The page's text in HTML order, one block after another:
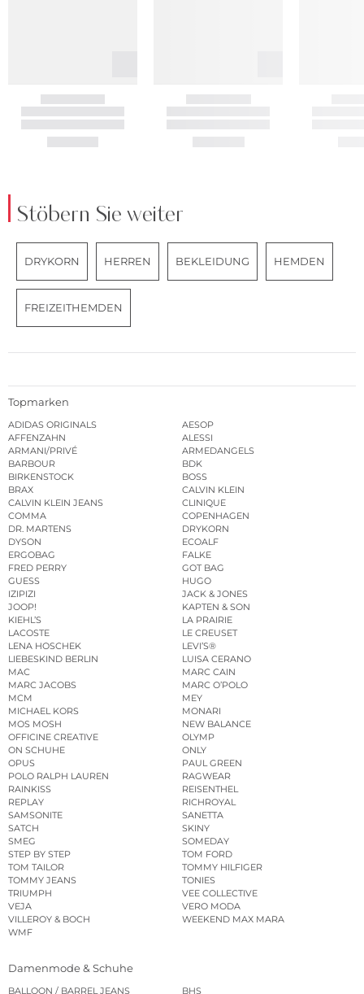
Stöbern Sie weiter
DRYKORN HERREN BEKLEIDUNG HEMDEN
FREIZEITHEMDEN
Topmarken
ADIDAS ORIGINALS
AESOP
AFFENZAHN
ALESSI
ARMANI/PRIVÉ
ARMEDANGELS
BARBOUR
BDK
BIRKENSTOCK
BOSS
BRAX
CALVIN KLEIN
CALVIN KLEIN JEANS
CLINIQUE
COMMA
COPENHAGEN
DR. MARTENS
DRYKORN
DYSON
ECOALF
ERGOBAG
FALKE
FRED PERRY
GOT BAG
GUESS
HUGO
IZIPIZI
JACK & JONES
JOOP!
KAPTEN & SON
KIEHL’S
LA PRAIRIE
LACOSTE
LE CREUSET
LENA HOSCHEK
LEVI’S®
LIEBESKIND BERLIN
LUISA CERANO
MAC
MARC CAIN
MARC JACOBS
MARC O’POLO
MCM
MEY
MICHAEL KORS
MONARI
MOS MOSH
NEW BALANCE
OFFICINE CREATIVE
OLYMP
ON SCHUHE
ONLY
OPUS
PAUL GREEN
POLO RALPH LAUREN
RAGWEAR
RAINKISS
REISENTHEL
REPLAY
RICHROYAL
SAMSONITE
SANETTA
SATCH
SKINY
SMEG
SOMEDAY
STEP BY STEP
TOM FORD
TOM TAILOR
TOMMY HILFIGER
TOMMY JEANS
TONIES
TRIUMPH
VEE COLLECTIVE
VEJA
VERO MODA
VILLEROY & BOCH
WEEKEND MAX MARA
WMF
Damenmode & Schuhe
BALLOON / BARREL JEANS
BHS